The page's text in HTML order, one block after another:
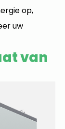
op,
uw
van